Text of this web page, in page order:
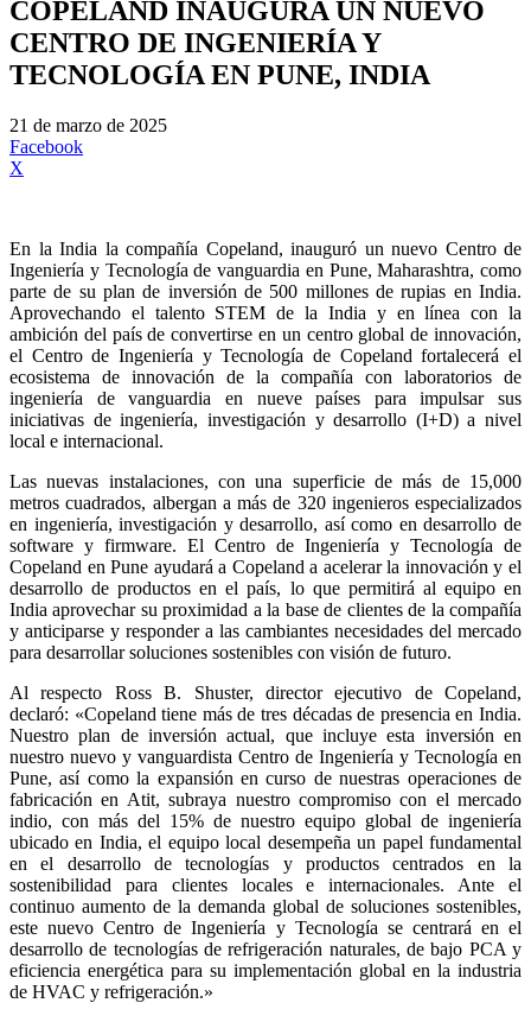
COPELAND INAUGURA UN NUEVO
CENTRO DE INGENIERÍA Y
TECNOLOGÍA EN PUNE, INDIA
21 de marzo de 2025
Facebook
X
En la India la compañía Copeland, inauguró un nuevo Centro de
Ingeniería y Tecnología de vanguardia en Pune, Maharashtra, como
parte de su plan de inversión de 500 millones de rupias en India.
Aprovechando el talento STEM de la India y en línea con la
ambición del país de convertirse en un centro global de innovación,
el Centro de Ingeniería y Tecnología de Copeland fortalecerá el
ecosistema de innovación de la compañía con laboratorios de
ingeniería de vanguardia en nueve países para impulsar sus
iniciativas de ingeniería, investigación y desarrollo (I+D) a nivel
local e internacional.
Las nuevas instalaciones, con una superficie de más de 15,000
metros cuadrados, albergan a más de 320 ingenieros especializados
en ingeniería, investigación y desarrollo, así como en desarrollo de
software y firmware. El Centro de Ingeniería y Tecnología de
Copeland en Pune ayudará a Copeland a acelerar la innovación y el
desarrollo de productos en el país, lo que permitirá al equipo en
India aprovechar su proximidad a la base de clientes de la compañía
y anticiparse y responder a las cambiantes necesidades del mercado
para desarrollar soluciones sostenibles con visión de futuro.
Al respecto Ross B. Shuster, director ejecutivo de Copeland,
declaró: «Copeland tiene más de tres décadas de presencia en India.
Nuestro plan de inversión actual, que incluye esta inversión en
nuestro nuevo y vanguardista Centro de Ingeniería y Tecnología en
Pune, así como la expansión en curso de nuestras operaciones de
fabricación en Atit, subraya nuestro compromiso con el mercado
indio, con más del 15% de nuestro equipo global de ingeniería
ubicado en India, el equipo local desempeña un papel fundamental
en el desarrollo de tecnologías y productos centrados en la
sostenibilidad para clientes locales e internacionales. Ante el
continuo aumento de la demanda global de soluciones sostenibles,
este nuevo Centro de Ingeniería y Tecnología se centrará en el
desarrollo de tecnologías de refrigeración naturales, de bajo PCA y
eficiencia energética para su implementación global en la industria
de HVAC y refrigeración.»